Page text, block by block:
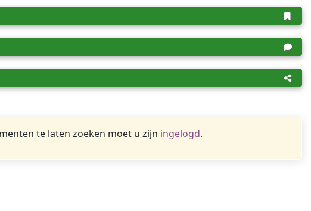
te laten zoeken moet u zijn ingelogd.